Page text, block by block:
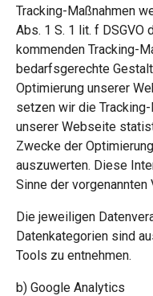
Tracking-Maßnahmen
Abs. 1 S. 1 lit. f DSGVO
kommenden Tracking-
bedarfsgerechte
Optimierung unserer
setzen wir die
unserer Webseite
Zwecke der
auszuwerten. Diese
Sinne der
Die jeweiligen
Datenkategorien sind
Tools zu entnehmen.
b) Google Analytics